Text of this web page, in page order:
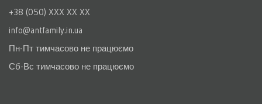
+38 (050) XXX XX XX
info@antfamily.in.ua
Пн-Пт тимчасово не працюємо
Сб-Вс тимчасово не працюємо